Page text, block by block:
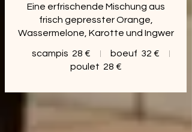
Eine erfrischende Mischung aus
frisch gepresster Orange,
Wassermelone, Karotte und Ingwer
scampis 28 € boeuf 32 €
poulet 28 €